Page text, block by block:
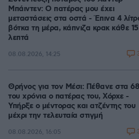
Μπάιντεν: Ο πατέρας μου έχει
μεταστάσεις στα οστά - Έπινα 4
βότκα τη μέρα, κάπνιζα κρακ κάθε 15
λεπτά
08.08.2026, 14:25
Θρήνος για τον Μέσι: Πέθανε στα 68
του χρόνια ο πατέρας του, Χόρχε -
Υπήρξε ο μέντορας και ατζέντης του
μέχρι την τελευταία στιγμή
08.08.2026, 16:05